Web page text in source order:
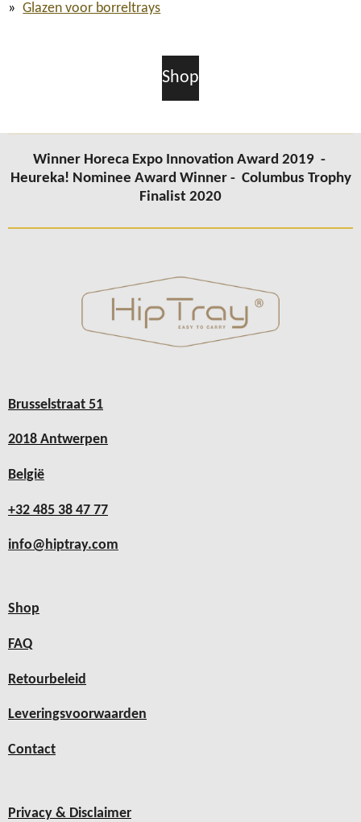
Glazen voor borreltrays
Shop
Winner Horeca Expo Innovation Award 2019 -
Heureka! Nominee Award Winner - Columbus Trophy
Finalist 2020
Brusselstraat 51
2018 Antwerpen
België
+32 485 38 47 77
info@hiptray.com
Shop
FAQ
Retourbeleid
Leveringsvoorwaarden
Contact
Privacy & Disclaimer